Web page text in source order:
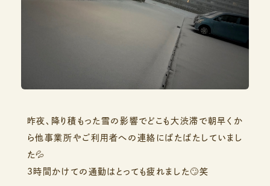
昨夜、降り積もった雪の影響でどこも大渋滞で朝早くか
ら他事業所やご利用者への連絡にばたばたしていまし
た💦
3時間かけての通勤はとっても疲れました🙄笑